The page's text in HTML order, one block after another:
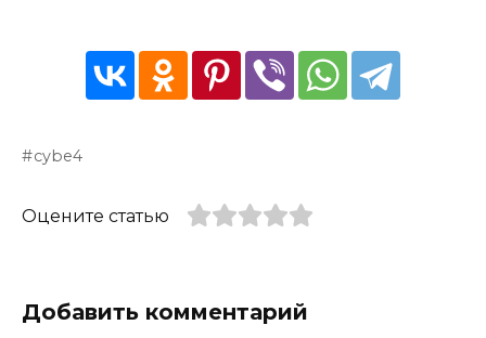
cybe4
Оцените статью
Добавить комментарий